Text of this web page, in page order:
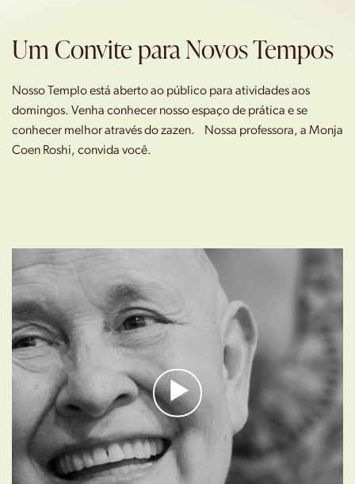
Um Convite para Novos Tempos
Nosso Templo está aberto ao público para atividades aos
domingos. Venha conhecer nosso espaço de prática e se
conhecer melhor através do zazen. Nossa professora, a Monja
Coen Roshi, convida você.